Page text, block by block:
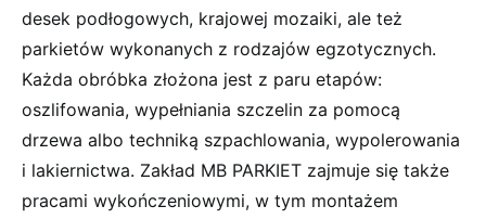
desek podłogowych, krajowej mozaiki, ale też
parkietów wykonanych z rodzajów egzotycznych.
Każda obróbka złożona jest z paru etapów:
oszlifowania, wypełniania szczelin za pomocą
drzewa albo techniką szpachlowania, wypolerowania
i lakiernictwa. Zakład MB PARKIET zajmuje się także
pracami wykończeniowymi, w tym montażem